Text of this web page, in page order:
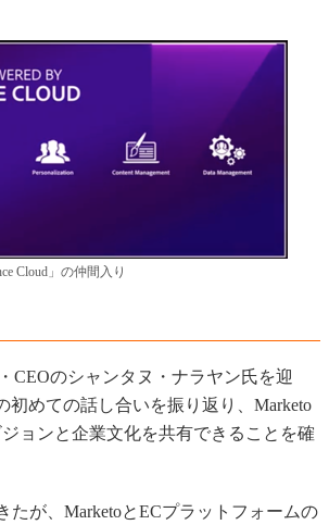
Cloud」の仲間入り
CEOのシャンタヌ・ナラヤン氏を迎
めての話し合いを振り返り、Marketo
ョンと企業文化を共有できることを確
が、MarketoとECプラットフォームの